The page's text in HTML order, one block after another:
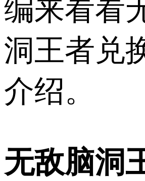
编来看看
洞王者兑
介绍。
无敌脑洞